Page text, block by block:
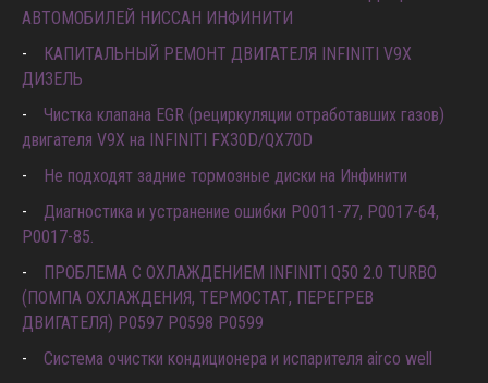
АВТОМОБИЛЕЙ НИССАН ИНФИНИТИ
КАПИТАЛЬНЫЙ РЕМОНТ ДВИГАТЕЛЯ INFINITI V9X
ДИЗЕЛЬ
Чистка клапана EGR (рециркуляции отработавших газов)
двигателя V9X на INFINITI FX30D/QX70D
Не подходят задние тормозные диски на Инфинити
Диагностика и устранение ошибки Р0011-77, P0017-64,
P0017-85.
ПРОБЛЕМА С ОХЛАЖДЕНИЕМ INFINITI Q50 2.0 TURBO
(ПОМПА ОХЛАЖДЕНИЯ, ТЕРМОСТАТ, ПЕРЕГРЕВ
ДВИГАТЕЛЯ) P0597 P0598 P0599
Система очистки кондиционера и испарителя airco well